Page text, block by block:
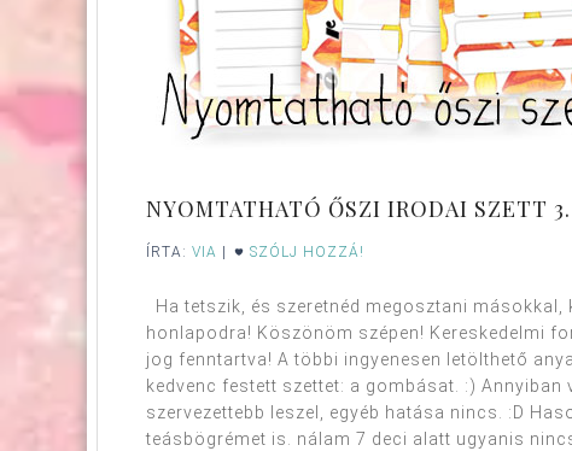
NYOMTATHATÓ ŐSZI IRODAI SZETT 3.
ÍRTA: VIA SZÓLJ HOZZÁ!
Ha tetszik, és szeretnéd megosztani
honlapodra! Köszönöm szépen! Kereskedelmi
jog fenntartva! A többi ingyenesen letölthető
kedvenc festett szettet: a gombásat. :)
szervezettebb leszel, egyéb hatása nincs. :D
teásbögrémet is. nálam 7 deci alatt ugyanis